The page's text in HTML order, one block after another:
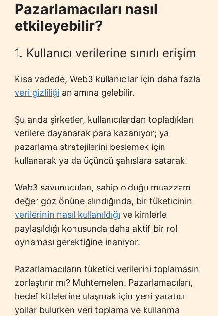
Pazarlamacıları nasıl
etkileyebilir?
1. Kullanıcı verilerine sınırlı erişim
Kısa vadede, Web3 kullanıcılar için daha fazla
veri gizliliği anlamına gelebilir.
Şu anda şirketler, kullanıcılardan topladıkları
verilere dayanarak para kazanıyor; ya
pazarlama stratejilerini beslemek için
kullanarak ya da üçüncü şahıslara satarak.
Web3 savunucuları, sahip olduğu muazzam
değer göz önüne alındığında, bir tüketicinin
verilerinin nasıl kullanıldığı ve kimlerle
paylaşıldığı konusunda daha aktif bir rol
oynaması gerektiğine inanıyor.
Pazarlamacıların tüketici verilerini toplamasını
zorlaştırır mı? Muhtemelen. Pazarlamacıları,
hedef kitlelerine ulaşmak için yeni yaratıcı
yollar bulurken veri toplama ve kullanma